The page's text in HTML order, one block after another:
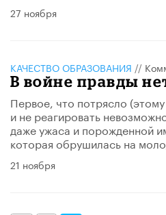
27 ноября
КАЧЕСТВО ОБРАЗОВАНИЯ //
В войне правды
Первое, что потрясло
и не реагировать
даже ужаса и порожденной
которая обрушилась на
21 ноября